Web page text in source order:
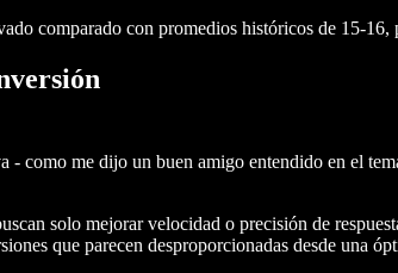
comparado con promedios históricos de 15-
como me dijo un buen amigo entendido en el
solo mejorar velocidad o precisión de
que parecen desproporcionadas desde una